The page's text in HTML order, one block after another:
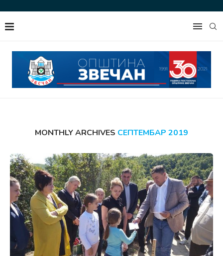
MONTHLY ARCHIVES СЕПТЕМБАР 2019